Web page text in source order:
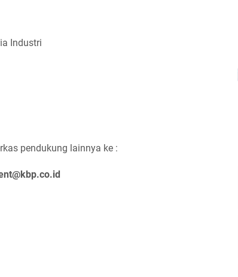
Industri
pendukung lainnya ke :